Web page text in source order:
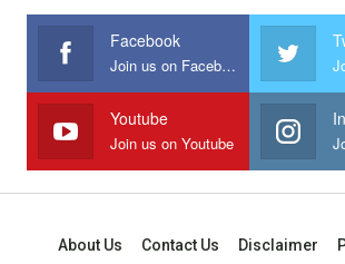
Facebook
Join us on Facebook
Youtube
Join us on Youtube
About Us Contact Us Disclaimer